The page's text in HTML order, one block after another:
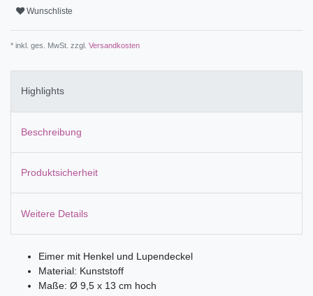
Wunschliste
* inkl. ges. MwSt. zzgl. Versandkosten
Highlights
Beschreibung
Produktsicherheit
Weitere Details
Eimer mit Henkel und Lupendeckel
Material: Kunststoff
Maße: Ø 9,5 x 13 cm hoch